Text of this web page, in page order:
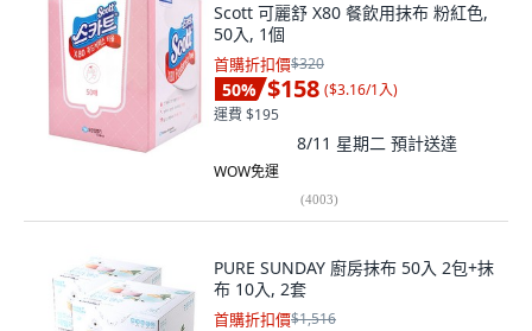
Scott 可麗舒 X80 餐飲用抹布 粉紅色,
50入, 1個
首購折扣價$320
50% $158 ($3.16/1入)
運費 $195
8/11 星期二 預計送達
WOW免運
(4003)
PURE SUNDAY 廚房抹布 50入 2包+抹
布 10入, 2套
首購折扣價$1,516